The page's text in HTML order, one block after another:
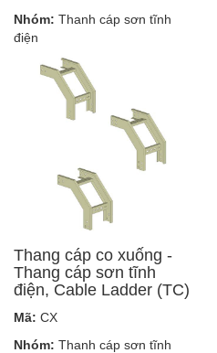
Nhóm: Thanh cáp sơn tĩnh
điện
Thang cáp co xuống -
Thang cáp sơn tĩnh
điện, Cable Ladder (TC)
Mã: CX
Nhóm: Thanh cáp sơn tĩnh